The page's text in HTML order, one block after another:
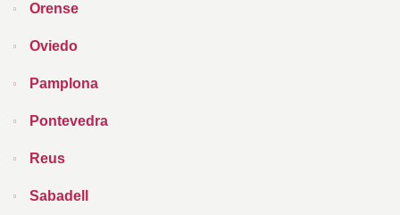
Orense
Oviedo
Pamplona
Pontevedra
Reus
Sabadell